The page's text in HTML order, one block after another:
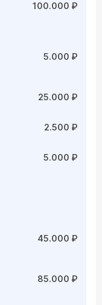
100.000 ₽
5.000 ₽
25.000 ₽
2.500 ₽
5.000 ₽
45.000 ₽
85.000 ₽